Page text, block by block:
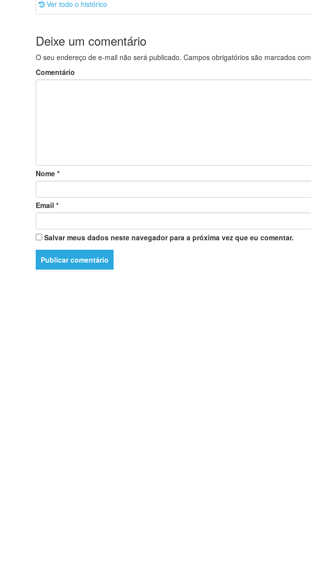
Ver todo o histórico
Deixe um comentário
O seu endereço de e-mail não será publicado. Campos obrigatórios são marcados com
Comentário
Nome *
Email *
Salvar meus dados neste navegador para a próxima vez que eu comentar.